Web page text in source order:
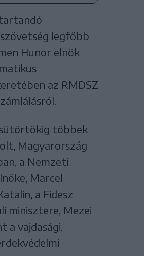
legfőbb
Hunor elnök
az RMDSZ
többek
Magyarország
a Nemzeti
Marcel
a Fidesz
minisztere, Mezei
a vajdasági,